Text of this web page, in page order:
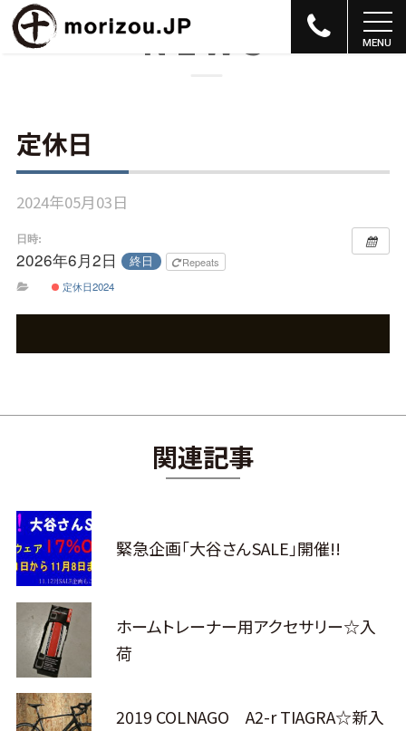
NEWS
定休日
2024年05月03日
日時:
2026年6月2日 終日
Repeats
定休日2024
関連記事
緊急企画「大谷さんSALE」開催!!
ホームトレーナー用アクセサリー☆入
荷
2019 COLNAGO A2-r TIAGRA☆新入